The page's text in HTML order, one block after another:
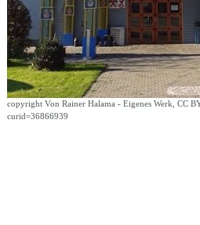
copyright Von Rainer Halama - Eigenes Werk, CC
curid=36866939